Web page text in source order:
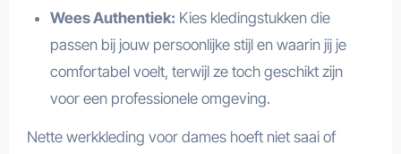
Wees Authentiek: Kies kledingstukken die
passen bij jouw persoonlijke stijl en waarin jij je
comfortabel voelt, terwijl ze toch geschikt zijn
voor een professionele omgeving.
Nette werkkleding voor dames hoeft niet saai of